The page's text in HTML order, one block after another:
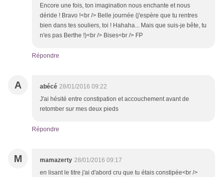
Encore une fois, ton imagination nous enchante et nous
déride ! Bravo !<br /> Belle journée (j'espère que tu rentres
bien dans tes souliers, toi ! Hahaha... Mais que suis-je bête, tu
n'es pas Berthe !)<br /> Bises<br /> FP
Répondre
A abécé 28/01/2016 09:22
J'ai hésité entre constipation et accouchement avant de
retomber sur mes deux pieds
Répondre
M mamazerty 28/01/2016 09:17
en lisant le titre j'ai d'abord cru que tu étais constipée<br />